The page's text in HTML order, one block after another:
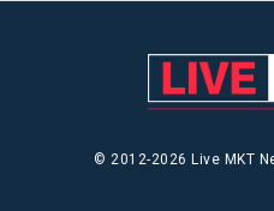
© 2012-2026 Live MKT